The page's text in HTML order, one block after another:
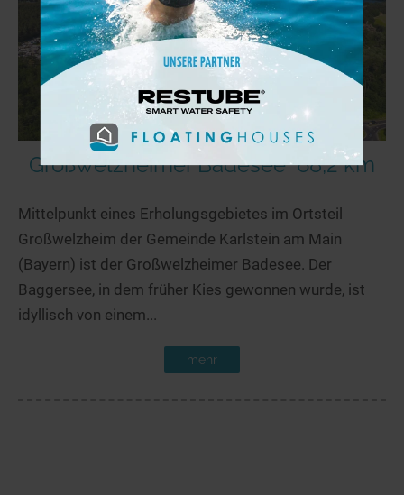
Großwelzheimer Badesee 68,2 km
Mittelpunkt eines Erholungsgebietes im Ortsteil
Großwelzheim der Gemeinde Karlstein am Main
(Bayern) ist der Großwelzheimer Badesee. Der
Baggersee, in dem früher Kies gewonnen wurde, ist
idyllisch von einem...
mehr